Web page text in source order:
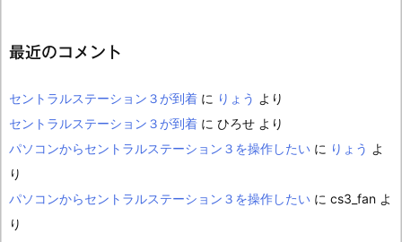
最近のコメント
セントラルステーション３が到着 に りょう より
セントラルステーション３が到着 に ひろせ より
パソコンからセントラルステーション３を操作したい に りょう よ
り
パソコンからセントラルステーション３を操作したい に cs3_fan よ
り